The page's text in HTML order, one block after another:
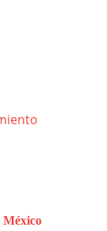
México